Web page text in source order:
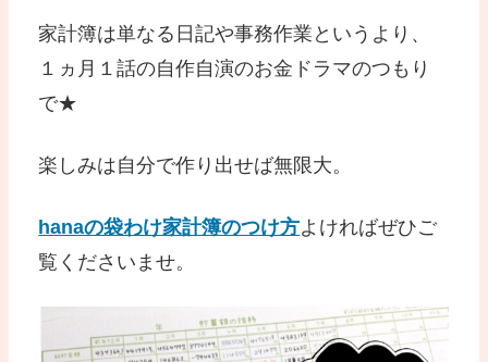
家計簿は単なる日記や事務作業というより、
１ヵ月１話の自作自演のお金ドラマのつもり
で★
楽しみは自分で作り出せば無限大。
hanaの袋わけ家計簿のつけ方よければぜひご
覧くださいませ。